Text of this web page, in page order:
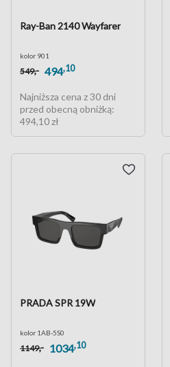
Ray-Ban 2140 Wayfarer
kolor 901
549,- 494,10
Najniższa cena z 30 dni
przed obecną obniżką:
494,10 zł
PRADA SPR 19W
kolor 1AB-5S0
1149,- 1034,10